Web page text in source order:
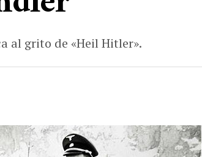
al grito de «Heil Hitler».